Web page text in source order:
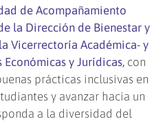
de Acompañamiento
la Dirección de Bienestar y
Vicerrectoría Académica- y
y Jurídicas, con
prácticas inclusivas en
y avanzar hacia un
a la diversidad del